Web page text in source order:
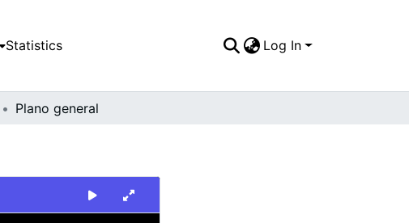
Statistics Log In
Plano general